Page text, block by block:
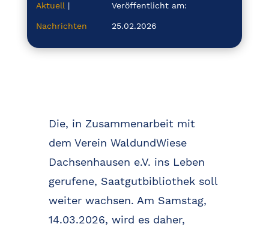
Aktuell|
Nachrichten
Veröffentlicht am:
25.02.2026
Die, in Zusammenarbeit mit
dem Verein WaldundWiese
Dachsenhausen e.V. ins Leben
gerufene, Saatgutbibliothek soll
weiter wachsen. Am Samstag,
14.03.2026, wird es daher,